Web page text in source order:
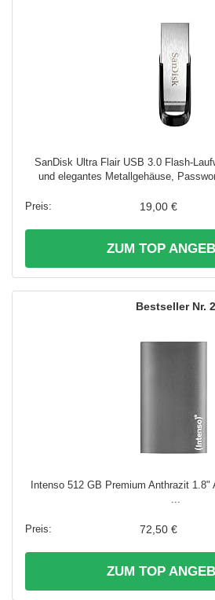
SanDisk Ultra Flair USB 3.0 Flash-
und elegantes Metallgehäuse,
19,00 €
ZUM TOP
2
Intenso 512 GB Premium Anthrazit
...
72,50 €
ZUM TOP